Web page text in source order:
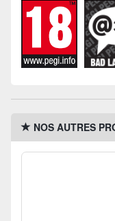
NOS AUTRES